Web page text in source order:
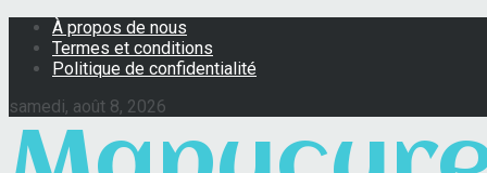
À propos de nous
Termes et conditions
Politique de confidentialité
samedi, août 8, 2026